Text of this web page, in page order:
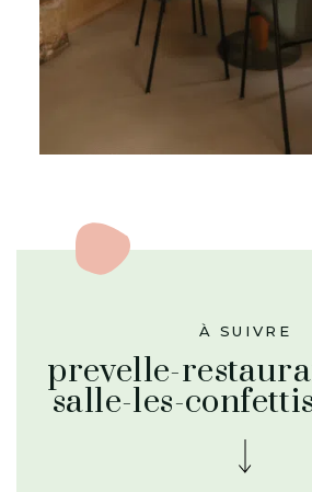
À SUIVRE
prevelle-
salle-les-